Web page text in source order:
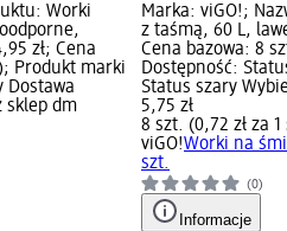
Worki
zł; Cena
Produkt marki
Dostawa
sklep dm
Marka: viGO!;
z taśmą, 60 L,
Cena bazowa: 8
Dostępność:
Status szary
5,75 zł
8 szt. (0,72 zł za
viGO!Worki na
szt.
(0)
Informacje